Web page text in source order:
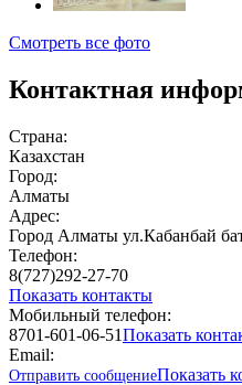
Смотреть все фото
Контактная
Страна:
Казахстан
Город:
Алматы
Адрес:
Город Алматы ул.Кабанбай
Телефон:
8(727)292-27-70
Показать контакты
Мобильный телефон:
8701-601-06-51Показать
Email:
Отправить сообщениеПоказать